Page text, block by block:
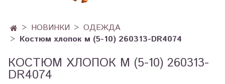
НОВИНКИ
ОДЕЖДА
Костюм хлопок м (5-10) 260313-DR4074
КОСТЮМ ХЛОПОК М (5-10) 260313-
DR4074